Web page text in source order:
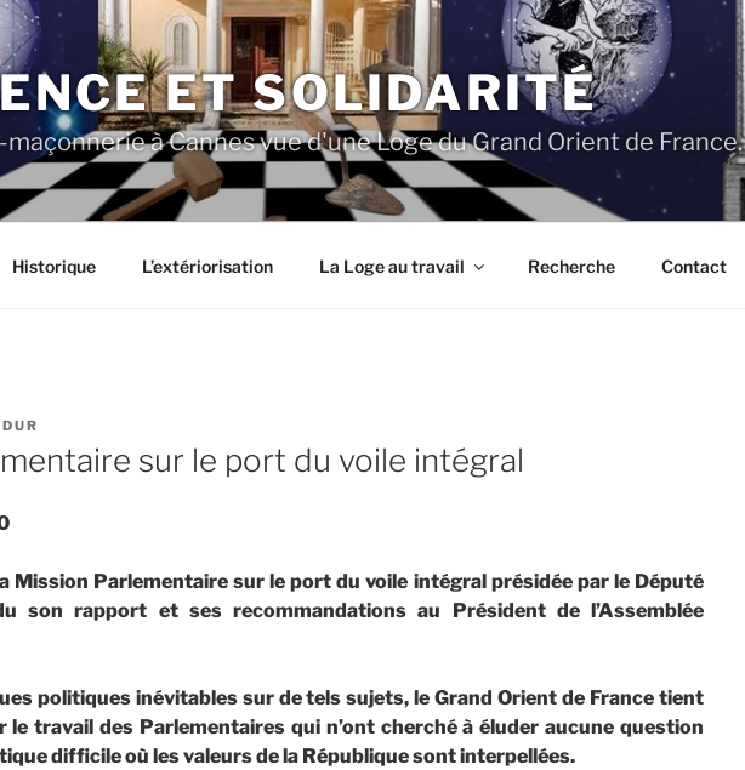
ET SOLIDARITÉ
maçonnerie à Cannes vue d'une Loge du Grand Orient de France.
Historique L’extériorisation La Loge au travail Recherche Contact
sur le port du voile intégral
Mission Parlementaire sur le port du voile intégral présidée par le Député
son rapport et ses recommandations au Président de l’Assemblée
politiques inévitables sur de tels sujets, le Grand Orient de France tient
le travail des Parlementaires qui n’ont cherché à éluder aucune question
difficile où les valeurs de la République sont interpellées.